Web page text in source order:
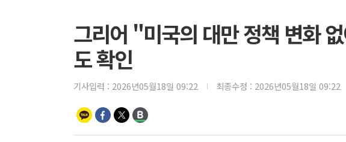
그리어 "미국의 대만 정책 변화
도 확인
기사입력 : 2026년05월18일 09:22 최종수정 : 2026년05월18일 09:22